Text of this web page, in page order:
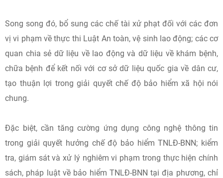
Song song đó, bổ sung các chế tài xử phạt đối với các đơn
vị vi phạm về thực thi Luật An toàn, vệ sinh lao động; các cơ
quan chia sẻ dữ liệu về lao động và dữ liệu về khám bệnh,
chữa bệnh để kết nối với cơ sở dữ liệu quốc gia về dân cư,
tạo thuận lợi trong giải quyết chế độ bảo hiểm xã hội nói
chung.
Đặc biệt, cần tăng cường ứng dụng công nghệ thông tin
trong giải quyết hưởng chế độ bảo hiểm TNLĐ-BNN; kiểm
tra, giám sát và xử lý nghiêm vi phạm trong thực hiện chính
sách, pháp luật về bảo hiểm TNLĐ-BNN tại địa phương, chỉ